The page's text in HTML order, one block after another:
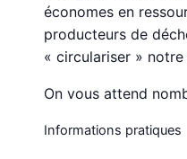
économes en
producteurs de
« circulariser » notre
On vous attend
Informations pratiques